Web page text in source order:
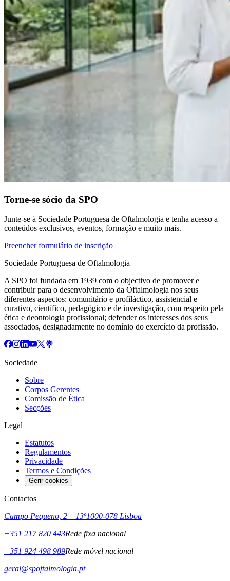
Torne-se sócio da SPO
Junte-se à Sociedade Portuguesa de Oftalmologia e tenha acesso a
conteúdos exclusivos, eventos, formação e muito mais.
Preencher formulário de inscrição
Sociedade Portuguesa de Oftalmologia
A SPO foi fundada em 1939 com o objectivo de promover e
contribuir para o desenvolvimento da Oftalmologia nos seus
diferentes aspectos: comunitário e profiláctico, assistencial e
curativo, científico, pedagógico e de investigação, com respeito pela
ética e deontologia profissional; defender os interesses dos seus
associados, designadamente no domínio do exercício da profissão.
Sociedade
Sobre
Corpos Gerentes
Comissão de Ética
Secções
Legal
Estatutos
Regulamentos
Privacidade
Termos e Condições
Gerir cookies
Contactos
Campo Pequeno, 2 – 13º1000-078 Lisboa
+351 217 820 443Rede fixa nacional
+351 924 498 989Rede móvel nacional
geral@spoftalmologia.pt